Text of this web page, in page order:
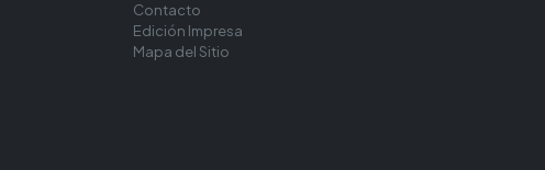
Contacto
Edición Impresa
Mapa del Sitio